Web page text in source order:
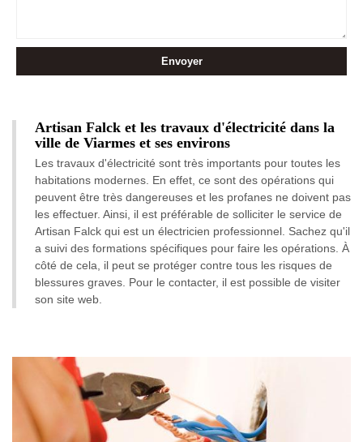
Artisan Falck et les travaux d'électricité dans la
ville de Viarmes et ses environs
Les travaux d'électricité sont très importants pour toutes les
habitations modernes. En effet, ce sont des opérations qui
peuvent être très dangereuses et les profanes ne doivent pas
les effectuer. Ainsi, il est préférable de solliciter le service de
Artisan Falck qui est un électricien professionnel. Sachez qu'il
a suivi des formations spécifiques pour faire les opérations. À
côté de cela, il peut se protéger contre tous les risques de
blessures graves. Pour le contacter, il est possible de visiter
son site web.